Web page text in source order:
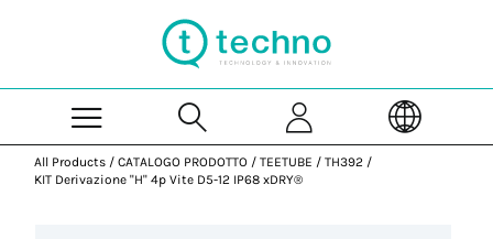
All Products / CATALOGO PRODOTTO / TEETUBE / TH392 /
KIT Derivazione "H" 4p Vite D5-12 IP68 xDRY®